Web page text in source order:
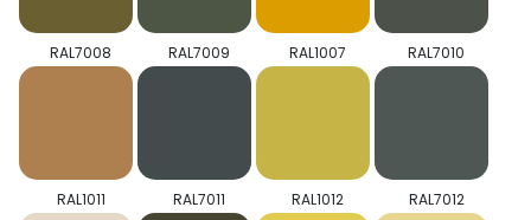
RAL7008 RAL7009 RAL1007 RAL7010
RAL1011 RAL7011 RAL1012 RAL7012